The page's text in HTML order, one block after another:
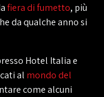
fiera di fumetto, più
da qualche anno si
Hotel Italia e
al mondo del
come alcuni